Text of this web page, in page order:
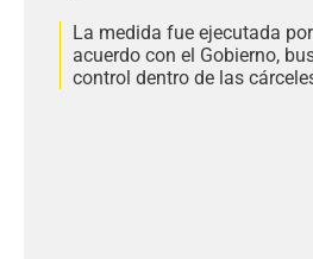
La medida fue ejecutada
acuerdo con el Gobierno,
control dentro de las